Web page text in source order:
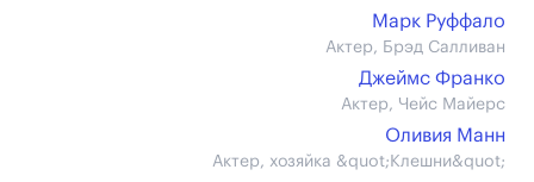
Марк Руффало
Актер, Брэд Салливан
Джеймс Франко
Актер, Чейс Майерс
Оливия Манн
Актер, хозяйка &quot;Клешни&quot;